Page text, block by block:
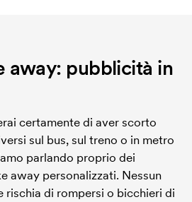
away: pubblicità in
certamente di aver scorto
sul bus, sul treno o in metro
parlando proprio dei
away personalizzati. Nessun
rischia di rompersi o bicchieri di